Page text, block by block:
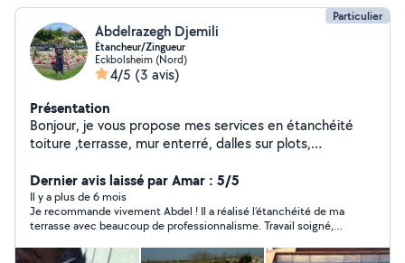
Particulier
Abdelrazegh Djemili
Étancheur/Zingueur
Eckbolsheim (Nord)
4/5 (3 avis)
Présentation
Bonjour, je vous propose mes services en étanchéité
toiture ,terrasse, mur enterré, dalles sur plots,
Dernier avis laissé par Amar : 5/5
Il y a plus de 6 mois
Je recommande vivement Abdel ! Il a réalisé l’étanchéité de ma
terrasse avec beaucoup de professionnalisme. Travail soigné,
pour ton sérieux et ton savoir-faire !